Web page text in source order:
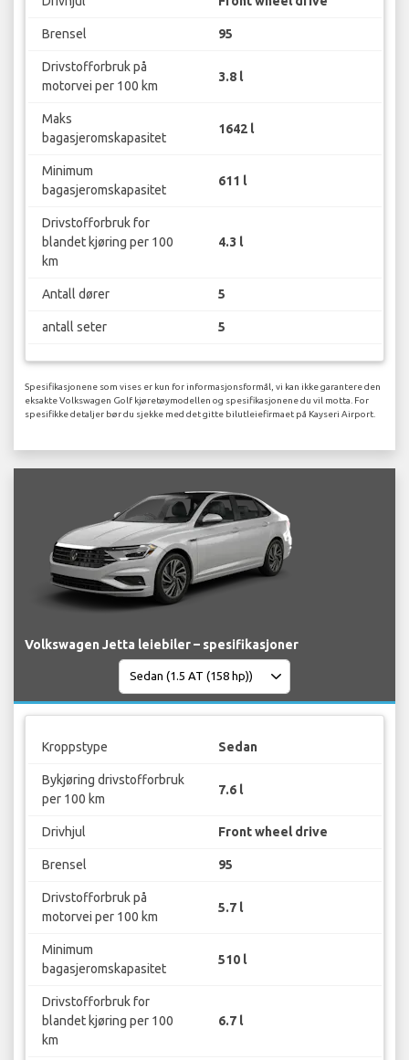
Brensel 95
Drivstofforbruk på
motorvei per 100 km
3.8 l
Maks
bagasjeromskapasitet
1642 l
Minimum
bagasjeromskapasitet
611 l
Drivstofforbruk for
blandet kjøring per 100
km
4.3 l
Antall dører 5
antall seter 5
Spesifikasjonene som vises er kun for informasjonsformål, vi kan ikke garantere den
eksakte Volkswagen Golf kjøretøymodellen og spesifikasjonene du vil motta. For
spesifikke detaljer bør du sjekke med det gitte bilutleiefirmaet på Kayseri Airport.
Volkswagen Jetta leiebiler – spesifikasjoner
Kroppstype Sedan
Bykjøring drivstofforbruk
per 100 km
7.6 l
Drivhjul Front wheel drive
Brensel 95
Drivstofforbruk på
motorvei per 100 km
5.7 l
Minimum
bagasjeromskapasitet
510 l
Drivstofforbruk for
blandet kjøring per 100
km
6.7 l